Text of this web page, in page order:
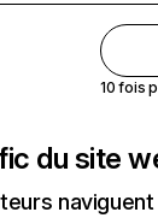
10 fois
du site